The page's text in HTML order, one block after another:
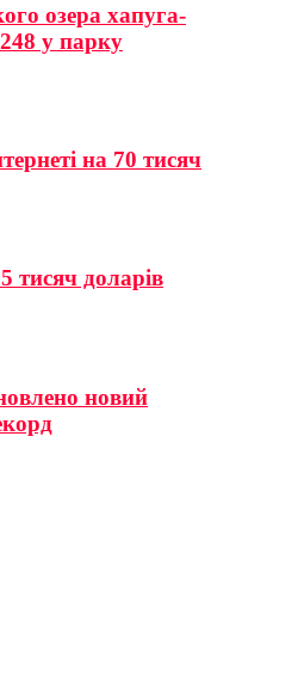
озера хапуга-
у парку
на 70 тисяч
тисяч доларів
новий